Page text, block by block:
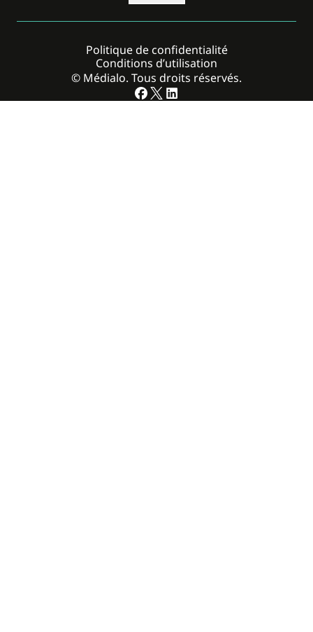
© Médialo. Tous droits réservés.
Politique de confidentialité
Conditions d’utilisation